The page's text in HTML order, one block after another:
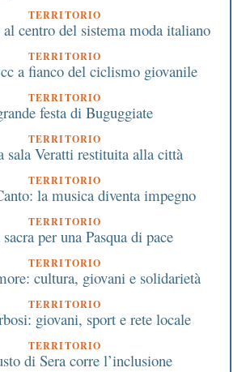
TERRITORIO
centro del sistema moda italiano
TERRITORIO
a fianco del ciclismo giovanile
TERRITORIO
festa di Buguggiate
TERRITORIO
sala Veratti restituita alla città
TERRITORIO
la musica diventa impegno
TERRITORIO
per una Pasqua di pace
TERRITORIO
cultura, giovani e solidarietà
TERRITORIO
giovani, sport e rete locale
TERRITORIO
di Sera corre l’inclusione